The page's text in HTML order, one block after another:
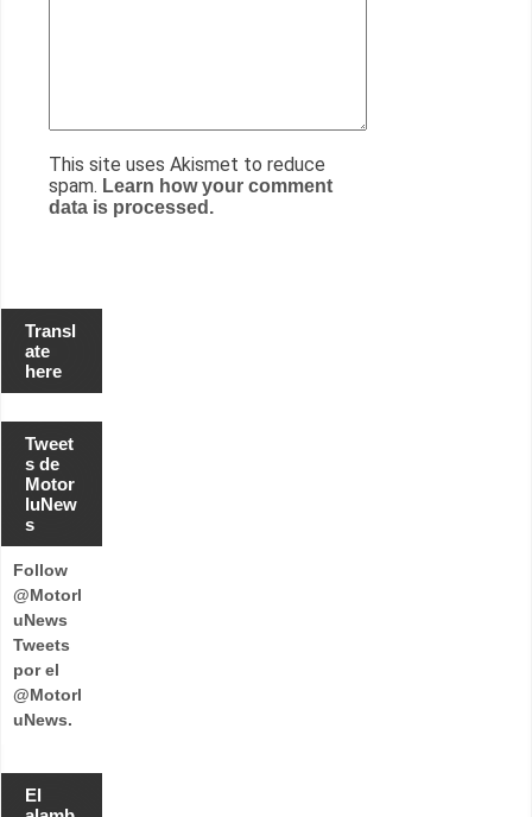
This site uses Akismet to reduce
spam. Learn how your comment
data is processed.
Transl
ate
here
Tweet
s de
Motor
luNew
s
Follow
@Motorl
uNews
Tweets
por el
@Motorl
uNews.
El